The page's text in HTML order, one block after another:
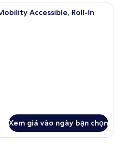
Bàn, khu vực làm việc phù hợp cho
Accessible, Roll-In
Xem giá vào ngày bạn chọn